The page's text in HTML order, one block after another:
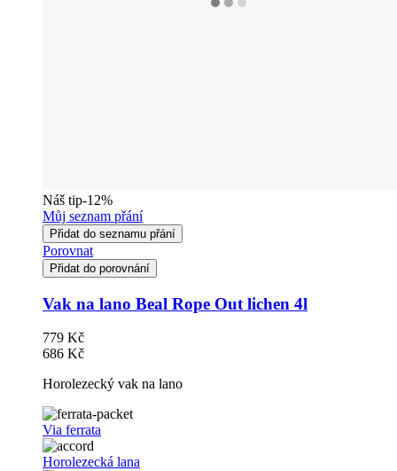
Náš tip-12%
Můj seznam přání
Přidat do seznamu přání
Porovnat
Přidat do porovnání
Vak na lano Beal Rope Out lichen 4l
779 Kč
686 Kč
Horolezecký vak na lano
Via ferrata
Horolezecká lana